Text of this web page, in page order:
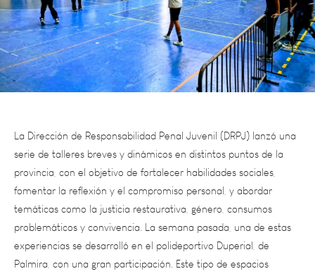
La Dirección de Responsabilidad Penal Juvenil (DRPJ) lanzó una
serie de talleres breves y dinámicos en distintos puntos de la
provincia, con el objetivo de fortalecer habilidades sociales,
fomentar la reflexión y el compromiso personal, y abordar
temáticas como la justicia restaurativa, género, consumos
problemáticos y convivencia. La semana pasada, una de estas
experiencias se desarrolló en el polideportivo Duperial, de
Palmira, con una gran participación. Este tipo de espacios
buscan generar escucha activa, aprendizaje y nuevas